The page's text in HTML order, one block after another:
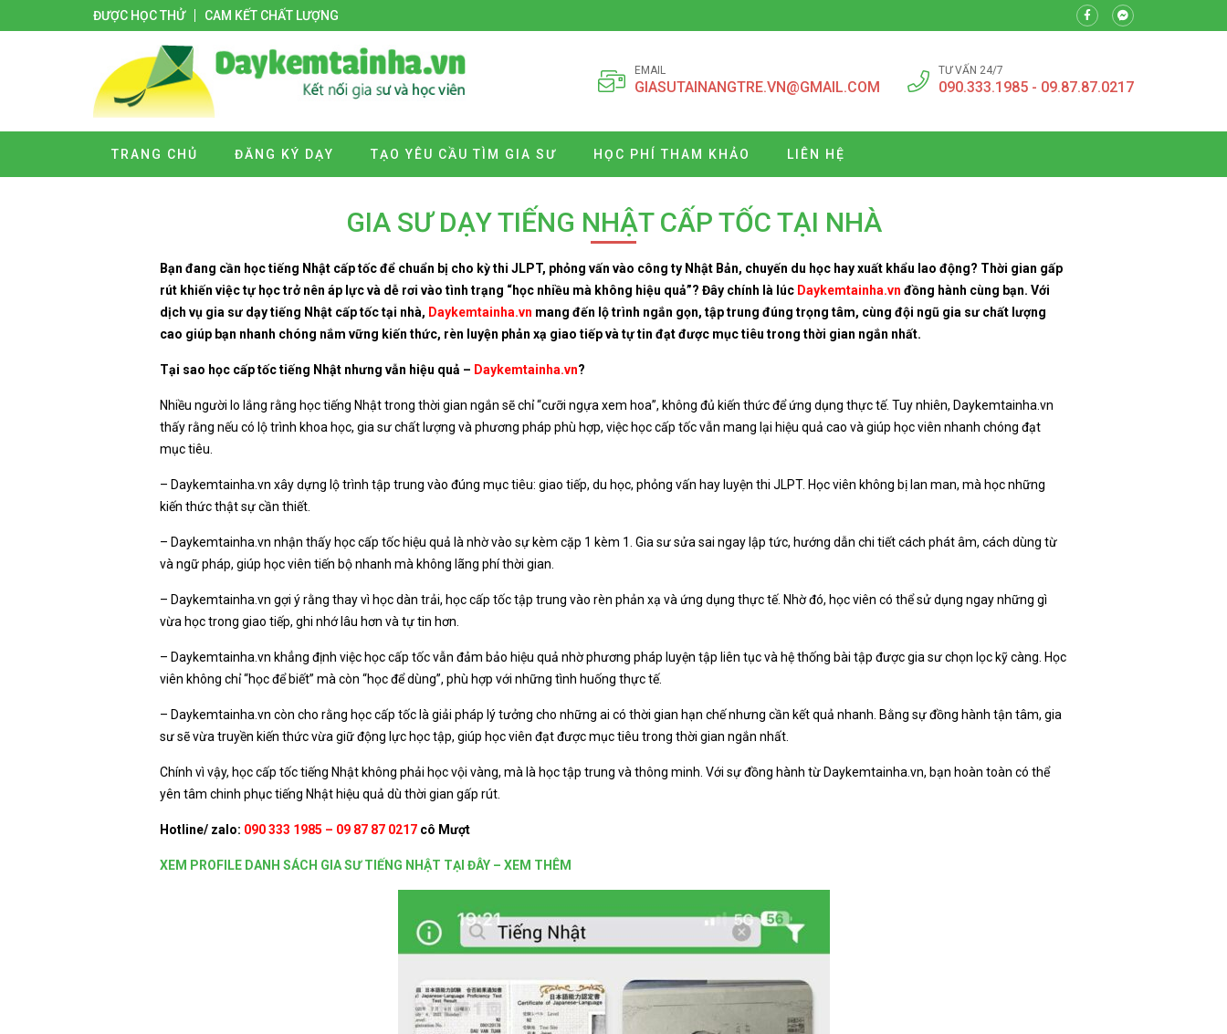
ĐƯỢC HỌC THỬ CAM KẾT CHẤT LƯỢNG
EMAIL
GIASUTAINANGTRE.VN@GMAIL.COM
TƯ VẤN 24/7
090.333.1985 - 09.87.87.0217
TRANG CHỦ ĐĂNG KÝ DẠY TẠO YÊU CẦU TÌM GIA SƯ HỌC PHÍ THAM KHẢO LIÊN HỆ
GIA SƯ DẠY TIẾNG NHẬT CẤP TỐC TẠI NHÀ
Bạn đang cần học tiếng Nhật cấp tốc để chuẩn bị cho kỳ thi JLPT, phỏng vấn vào công ty Nhật Bản, chuyến du học hay xuất khẩu lao động? Thời gian gấp
rút khiến việc tự học trở nên áp lực và dễ rơi vào tình trạng “học nhiều mà không hiệu quả”? Đây chính là lúc Daykemtainha.vn đồng hành cùng bạn. Với
dịch vụ gia sư dạy tiếng Nhật cấp tốc tại nhà, Daykemtainha.vn mang đến lộ trình ngắn gọn, tập trung đúng trọng tâm, cùng đội ngũ gia sư chất lượng
cao giúp bạn nhanh chóng nắm vững kiến thức, rèn luyện phản xạ giao tiếp và tự tin đạt được mục tiêu trong thời gian ngắn nhất.
Tại sao học cấp tốc tiếng Nhật nhưng vẫn hiệu quả – Daykemtainha.vn?
Nhiều người lo lắng rằng học tiếng Nhật trong thời gian ngắn sẽ chỉ “cưỡi ngựa xem hoa”, không đủ kiến thức để ứng dụng thực tế. Tuy nhiên, Daykemtainha.vn
thấy rằng nếu có lộ trình khoa học, gia sư chất lượng và phương pháp phù hợp, việc học cấp tốc vẫn mang lại hiệu quả cao và giúp học viên nhanh chóng đạt
mục tiêu.
– Daykemtainha.vn xây dựng lộ trình tập trung vào đúng mục tiêu: giao tiếp, du học, phỏng vấn hay luyện thi JLPT. Học viên không bị lan man, mà học những
kiến thức thật sự cần thiết.
– Daykemtainha.vn nhận thấy học cấp tốc hiệu quả là nhờ vào sự kèm cặp 1 kèm 1. Gia sư sửa sai ngay lập tức, hướng dẫn chi tiết cách phát âm, cách dùng từ
và ngữ pháp, giúp học viên tiến bộ nhanh mà không lãng phí thời gian.
– Daykemtainha.vn gợi ý rằng thay vì học dàn trải, học cấp tốc tập trung vào rèn phản xạ và ứng dụng thực tế. Nhờ đó, học viên có thể sử dụng ngay những gì
vừa học trong giao tiếp, ghi nhớ lâu hơn và tự tin hơn.
– Daykemtainha.vn khẳng định việc học cấp tốc vẫn đảm bảo hiệu quả nhờ phương pháp luyện tập liên tục và hệ thống bài tập được gia sư chọn lọc kỹ càng. Học
viên không chỉ “học để biết” mà còn “học để dùng”, phù hợp với những tình huống thực tế.
– Daykemtainha.vn còn cho rằng học cấp tốc là giải pháp lý tưởng cho những ai có thời gian hạn chế nhưng cần kết quả nhanh. Bằng sự đồng hành tận tâm, gia
sư sẽ vừa truyền kiến thức vừa giữ động lực học tập, giúp học viên đạt được mục tiêu trong thời gian ngắn nhất.
Chính vì vậy, học cấp tốc tiếng Nhật không phải học vội vàng, mà là học tập trung và thông minh. Với sự đồng hành từ Daykemtainha.vn, bạn hoàn toàn có thể
yên tâm chinh phục tiếng Nhật hiệu quả dù thời gian gấp rút.
Hotline/ zalo: 090 333 1985 – 09 87 87 0217 cô Mượt
XEM PROFILE DANH SÁCH GIA SƯ TIẾNG NHẬT TẠI ĐÂY – XEM THÊM